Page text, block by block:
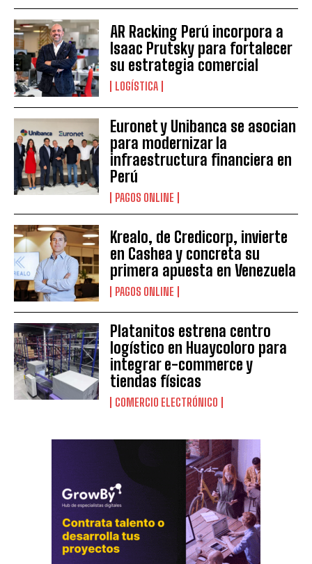
AR Racking Perú incorpora a
Isaac Prutsky para fortalecer
su estrategia comercial
LOGÍSTICA
Euronet y Unibanca se asocian
para modernizar la
infraestructura financiera en
Perú
PAGOS ONLINE
Krealo, de Credicorp, invierte
en Cashea y concreta su
primera apuesta en Venezuela
PAGOS ONLINE
Platanitos estrena centro
logístico en Huaycoloro para
integrar e-commerce y
tiendas físicas
COMERCIO ELECTRÓNICO